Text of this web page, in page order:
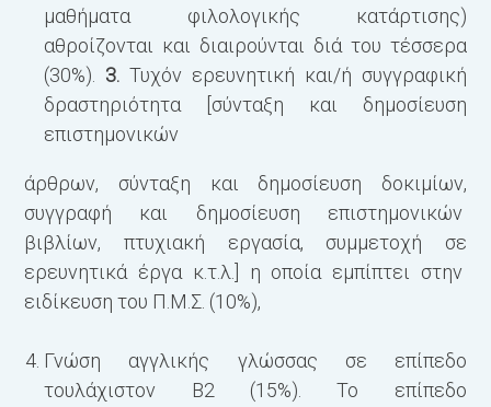
μαθήματα φιλολογικής κατάρτισης)
αθροίζονται και διαιρούνται διά του τέσσερα
(30%). 3.Τυχόν ερευνητική και/ή συγγραφική
δραστηριότητα [σύνταξη και δημοσίευση
επιστημονικών
άρθρων, σύνταξη και δημοσίευση δοκιμίων,
συγγραφή και δημοσίευση επιστημονικών
βιβλίων, πτυχιακή εργασία, συμμετοχή σε
ερευνητικά έργα κ.τ.λ.] η οποία εμπίπτει στην
ειδίκευση του Π.Μ.Σ. (10%),
Γνώση αγγλικής γλώσσας σε επίπεδο
τουλάχιστον Β2 (15%). Το επίπεδο